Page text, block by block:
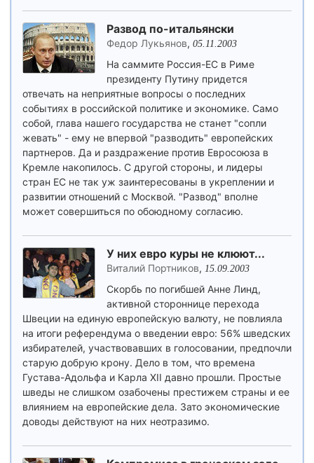
Развод по-итальянски
Федор Лукьянов, 05.11.2003
На саммите Россия-ЕС в Риме
президенту Путину придется
отвечать на неприятные вопросы о последних
событиях в российской политике и экономике. Само
собой, глава нашего государства не станет "сопли
жевать" - ему не впервой "разводить" европейских
партнеров. Да и раздражение против Евросоюза в
Кремле накопилось. С другой стороны, и лидеры
стран ЕС не так уж заинтересованы в укреплении и
развитии отношений с Москвой. "Развод" вполне
может совершиться по обоюдному согласию.
У них евро куры не клюют...
Виталий Портников, 15.09.2003
Скорбь по погибшей Анне Линд,
активной стороннице перехода
Швеции на единую европейскую валюту, не повлияла
на итоги референдума о введении евро: 56% шведских
избирателей, участвовавших в голосовании, предпочли
старую добрую крону. Дело в том, что времена
Густава-Адольфа и Карла XII давно прошли. Простые
шведы не слишком озабочены престижем страны и ее
влиянием на европейские дела. Зато экономические
доводы действуют на них неотразимо.